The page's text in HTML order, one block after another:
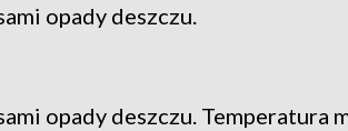
opady deszczu.
opady deszczu. Temperatura